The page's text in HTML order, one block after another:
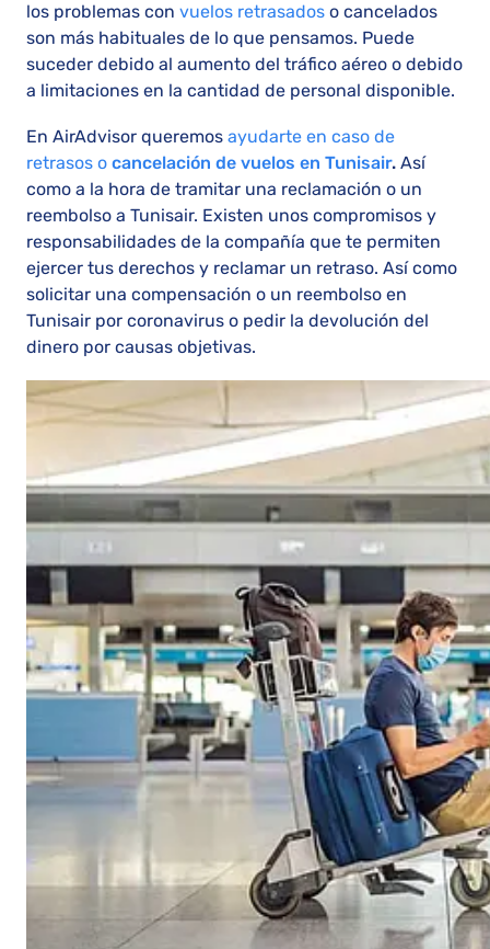
los problemas con vuelos retrasados o cancelados
son más habituales de lo que pensamos. Puede
suceder debido al aumento del tráfico aéreo o debido
a limitaciones en la cantidad de personal disponible.
En AirAdvisor queremos ayudarte en caso de
retrasos o cancelación de vuelos en Tunisair. Así
como a la hora de tramitar una reclamación o un
reembolso a Tunisair. Existen unos compromisos y
responsabilidades de la compañía que te permiten
ejercer tus derechos y reclamar un retraso. Así como
solicitar una compensación o un reembolso en
Tunisair por coronavirus o pedir la devolución del
dinero por causas objetivas.